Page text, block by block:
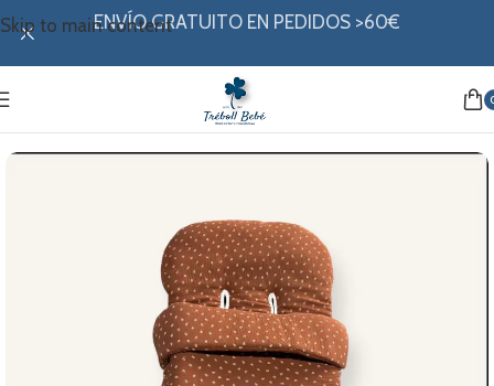
Skip to main contentENVÍO GRATUITO EN PEDIDOS >60€
Saco bee